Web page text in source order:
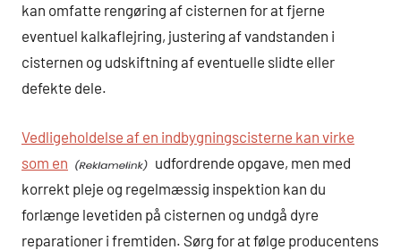
kan omfatte rengøring af cisternen for at fjerne
eventuel kalkaflejring, justering af vandstanden i
cisternen og udskiftning af eventuelle slidte eller
defekte dele.
Vedligeholdelse af en indbygningscisterne kan virke
som en
udfordrende opgave, men med
korrekt pleje og regelmæssig inspektion kan du
forlænge levetiden på cisternen og undgå dyre
reparationer i fremtiden. Sørg for at følge producentens